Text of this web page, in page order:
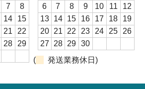
7
8
14
15
21
22
28
29
6
7 8 9 10 11
12
13 14 15 16 17 18
19
20 21 22 23 24 25
26
27
28 29
30
(
発送業務休日)